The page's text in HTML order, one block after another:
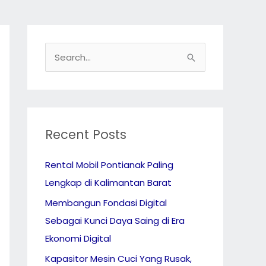
c
f
o
r
:
Recent Posts
Rental Mobil Pontianak Paling
Lengkap di Kalimantan Barat
Membangun Fondasi Digital
Sebagai Kunci Daya Saing di Era
Ekonomi Digital
Kapasitor Mesin Cuci Yang Rusak,